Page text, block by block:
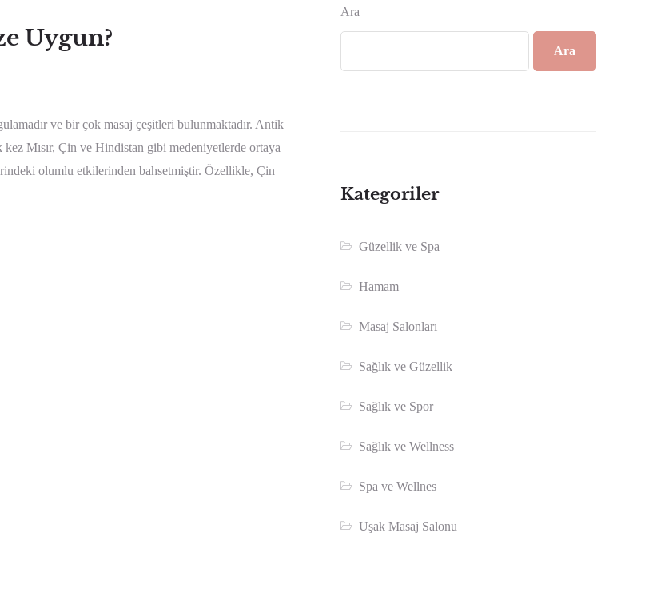
Uygun?
ve bir çok masaj çeşitleri bulunmaktadır. Antik
Mısır, Çin ve Hindistan gibi medeniyetlerde ortaya
olumlu etkilerinden bahsetmiştir. Özellikle, Çin
Ara
Ara
Kategoriler
Güzellik ve Spa
Hamam
Masaj Salonları
Sağlık ve Güzellik
Sağlık ve Spor
Sağlık ve Wellness
Spa ve Wellnes
Uşak Masaj Salonu